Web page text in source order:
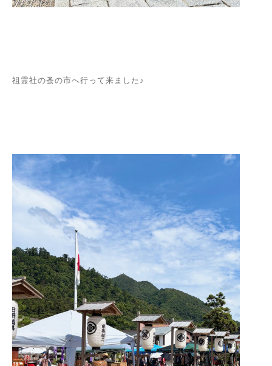
祖霊社の蚤の市へ行って来ました♪